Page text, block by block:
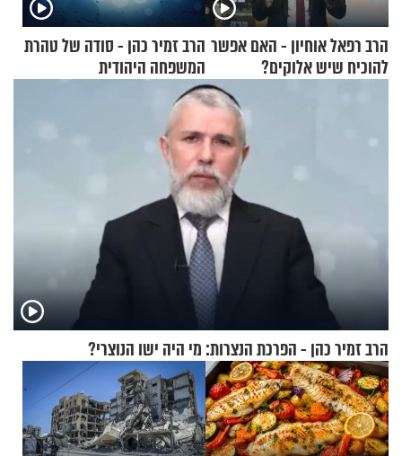
הרב רפאל אוחיון - האם אפשר
להוכיח שיש אלוקים?
הרב זמיר כהן - סודה של טהרת
המשפחה היהודית
הרב זמיר כהן - הפרכת הנצרות: מי היה ישו הנוצרי?